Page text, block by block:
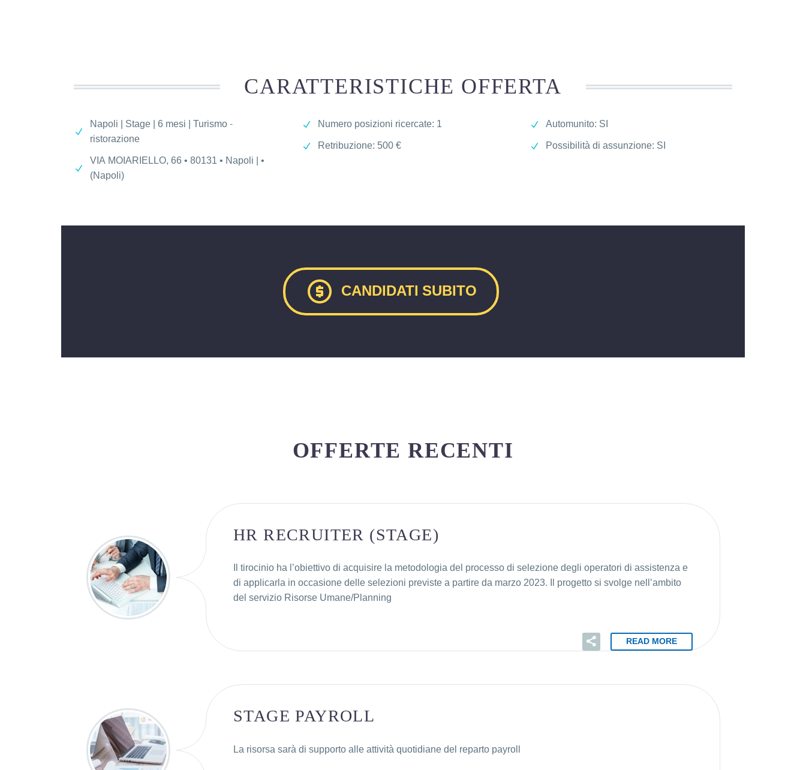
CARATTERISTICHE OFFERTA
Napoli | Stage | 6 mesi | Turismo -
ristorazione
VIA MOIARIELLO, 66 • 80131 • Napoli | •
(Napoli)
Numero posizioni ricercate: 1
Retribuzione: 500 €
Automunito: SI
Possibilità di assunzione: SI
CANDIDATI SUBITO
OFFERTE RECENTI
HR RECRUITER (STAGE)
Il tirocinio ha l’obiettivo di acquisire la metodologia del processo di selezione degli operatori di assistenza e
di applicarla in occasione delle selezioni previste a partire da marzo 2023. Il progetto si svolge nell’ambito
del servizio Risorse Umane/Planning
READ MORE
STAGE PAYROLL
La risorsa sarà di supporto alle attività quotidiane del reparto payroll